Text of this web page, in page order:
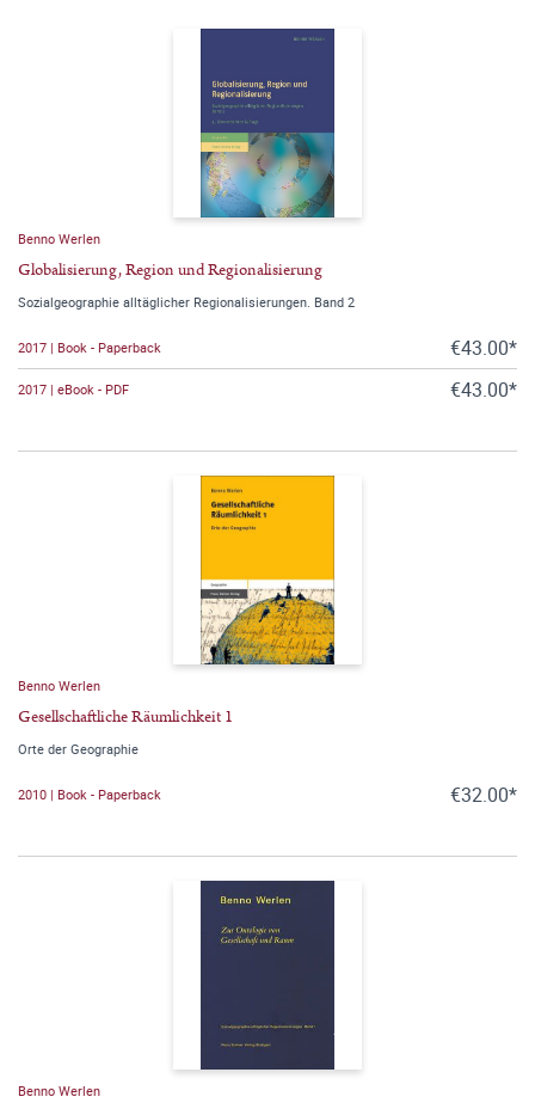
Benno Werlen
Globalisierung, Region und Regionalisierung
Sozialgeographie alltäglicher Regionalisierungen. Band 2
2017 | Book - Paperback €43.00*
2017 | eBook - PDF €43.00*
Benno Werlen
Gesellschaftliche Räumlichkeit 1
Orte der Geographie
2010 | Book - Paperback €32.00*
Benno Werlen